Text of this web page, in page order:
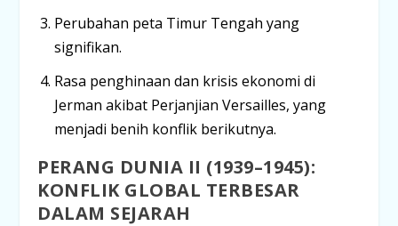
Perubahan peta Timur Tengah yang
signifikan.
Rasa penghinaan dan krisis ekonomi di
Jerman akibat Perjanjian Versailles, yang
menjadi benih konflik berikutnya.
PERANG DUNIA II (1939–1945):
KONFLIK GLOBAL TERBESAR
DALAM SEJARAH